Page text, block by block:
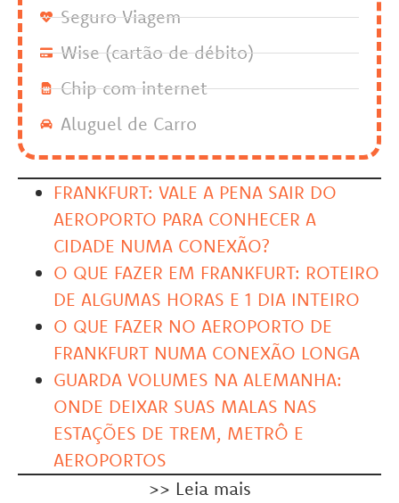
Seguro Viagem
Wise (cartão de débito)
Chip com internet
Aluguel de Carro
FRANKFURT: VALE A PENA SAIR DO
AEROPORTO PARA CONHECER A
CIDADE NUMA CONEXÃO?
O QUE FAZER EM FRANKFURT: ROTEIRO
DE ALGUMAS HORAS E 1 DIA INTEIRO
O QUE FAZER NO AEROPORTO DE
FRANKFURT NUMA CONEXÃO LONGA
GUARDA VOLUMES NA ALEMANHA:
ONDE DEIXAR SUAS MALAS NAS
ESTAÇÕES DE TREM, METRÔ E
AEROPORTOS
>> Leia mais